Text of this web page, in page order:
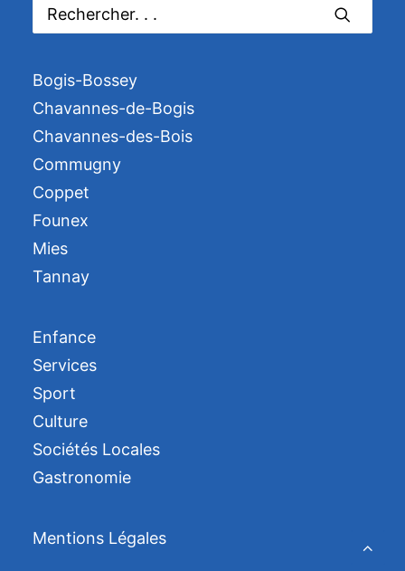
Bogis-Bossey
Chavannes-de-Bogis
Chavannes-des-Bois
Commugny
Coppet
Founex
Mies
Tannay
Enfance
Services
Sport
Culture
Sociétés Locales
Gastronomie
Mentions Légales